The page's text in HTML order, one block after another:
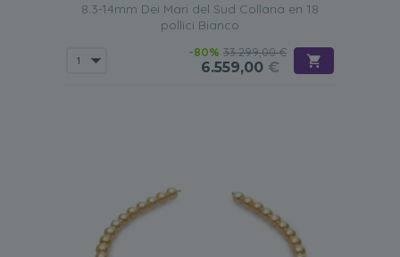
8.3-14mm Dei Mari del Sud Collana en 18
pollici Bianco
-80% 33.299,00 €
6.559,00 €